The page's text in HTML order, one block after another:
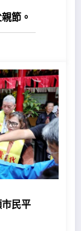
節。
民平